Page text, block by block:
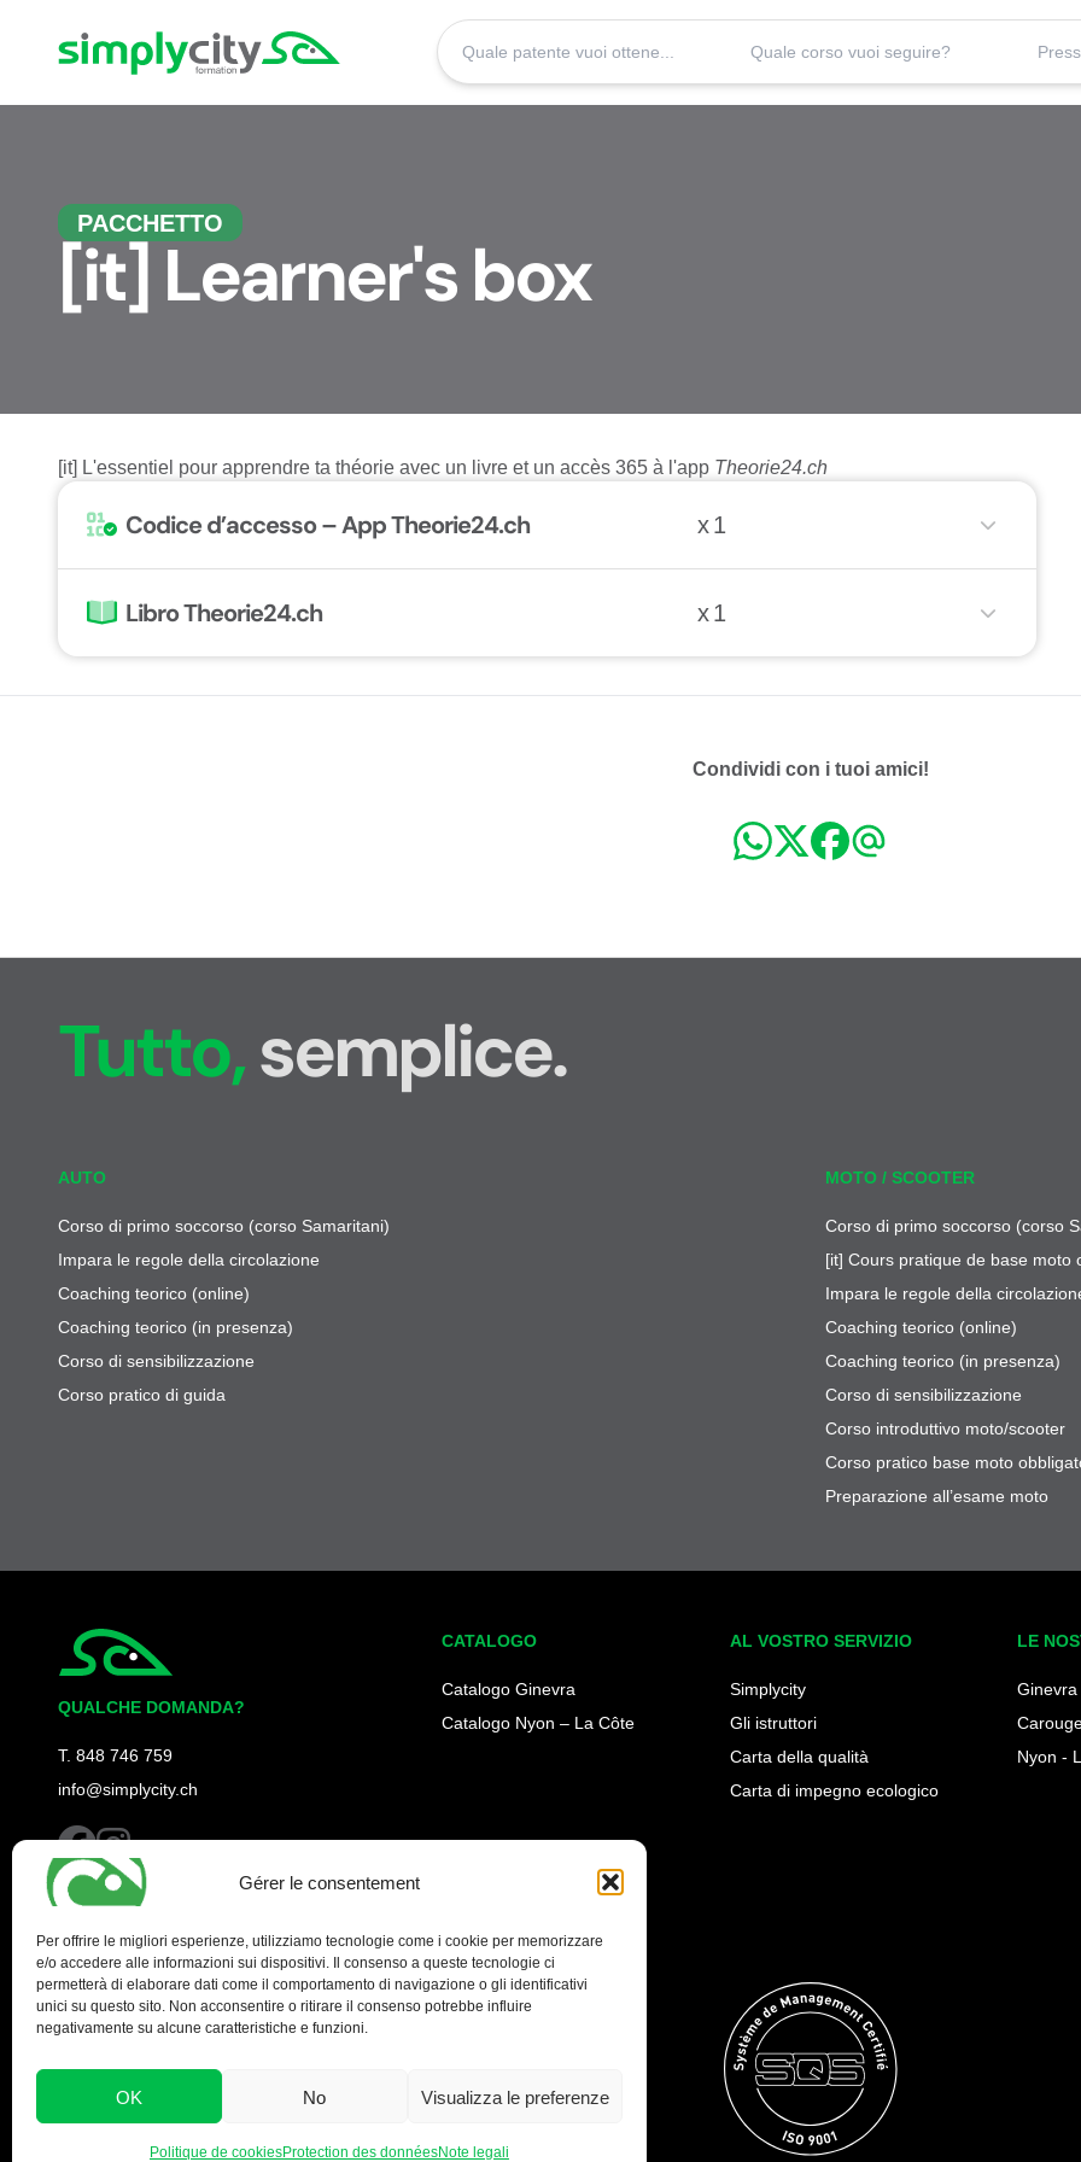
Gérer le consentement
Per offrire le migliori esperienze, utilizziamo tecnologie come i cookie per memorizzare
e/o accedere alle informazioni sui dispositivi. Il consenso a queste tecnologie ci
permetterà di elaborare dati come il comportamento di navigazione o gli identificativi
unici su questo sito. Non acconsentire o ritirare il consenso potrebbe influire
negativamente su alcune caratteristiche e funzioni.
OK No Visualizza le preferenze
Politique de cookiesProtection des donnéesNote legali
Simplycity Quale patente vuoi ottenere? Quale corso vuoi seguire?
PACCHETTO
[it] Learner's box
[it] L'essentiel pour apprendre ta théorie avec un livre et un accès 365 à l'app Theorie24.ch
Codice d’accesso – App Theorie24.ch x 1
Libro Theorie24.ch x 1
Condividi con i tuoi amici!
Tutto,semplice.
AUTO
Corso di primo soccorso (corso Samaritani)
Impara le regole della circolazione
Coaching teorico (online)
Coaching teorico (in presenza)
Corso di sensibilizzazione
Corso pratico di guida
MOTO / SCOOTER
Corso di primo soccorso (corso
[it] Cours pratique de base moto
Impara le regole della
Coaching teorico (online)
Coaching teorico (in presenza)
Corso di sensibilizzazione
Corso introduttivo moto/scooter
Corso pratico base moto
Preparazione all’esame moto
QUALCHE DOMANDA?
T. 848 746 759
info@simplycity.ch
facebook
instagram
CATALOGO
Catalogo Ginevra
Catalogo Nyon – La Côte
AL VOSTRO SERVIZIO
Simplycity
Gli istruttori
Carta della qualità
Carta di impegno ecologico
LE
Nyon -